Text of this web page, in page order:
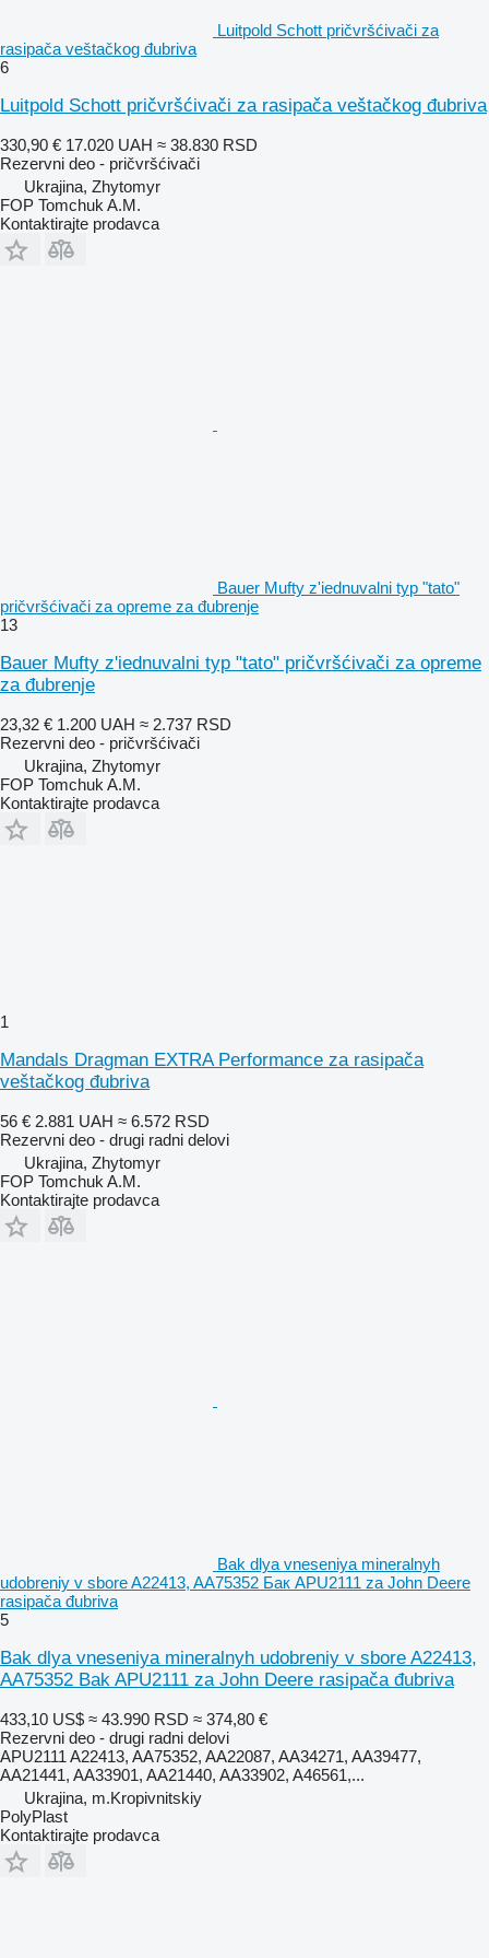
Luitpold Schott pričvršćivači za
rasipača veštačkog đubriva
6
Luitpold Schott pričvršćivači za rasipača veštačkog đubriva
330,90 € 17.020 UAH ≈ 38.830 RSD
Rezervni deo - pričvršćivači
Ukrajina, Zhytomyr
FOP Tomchuk A.M.
Kontaktirajte prodavca
Bauer Mufty z'iednuvalni typ "tato"
pričvršćivači za opremе za đubrenje
13
Bauer Mufty z'iednuvalni typ "tato" pričvršćivači za opreme
za đubrenje
23,32 € 1.200 UAH ≈ 2.737 RSD
Rezervni deo - pričvršćivači
Ukrajina, Zhytomyr
FOP Tomchuk A.M.
Kontaktirajte prodavca
1
Mandals Dragman EXTRA Performance za rasipača
veštačkog đubriva
56 € 2.881 UAH ≈ 6.572 RSD
Rezervni deo - drugi radni delovi
Ukrajina, Zhytomyr
FOP Tomchuk A.M.
Kontaktirajte prodavca
Bak dlya vneseniya mineralnyh
udobreniy v sbore A22413, AA75352 Бак APU2111 za John Deere
rasipača đubriva
5
Bak dlya vneseniya mineralnyh udobreniy v sbore A22413,
AA75352 Bak APU2111 za John Deere rasipača đubriva
433,10 US$ ≈ 43.990 RSD ≈ 374,80 €
Rezervni deo - drugi radni delovi
APU2111 A22413, AA75352, AA22087, AA34271, AA39477,
AA21441, AA33901, AA21440, AA33902, A46561,...
Ukrajina, m.Kropivnitskiy
PolyPlast
Kontaktirajte prodavca